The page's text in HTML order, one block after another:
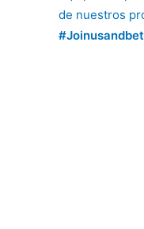
de nuestros